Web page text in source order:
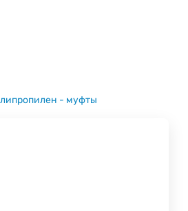
- муфты